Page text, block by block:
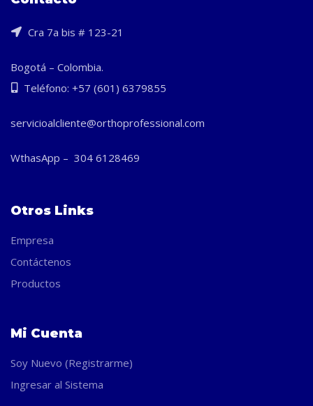
Cra 7a bis # 123-21
Bogotá – Colombia.
Teléfono: +57 (601) 6379855
servicioalcliente@orthoprofessional.com
WthasApp – 304 6128469
Otros Links
Empresa
Contáctenos
Productos
Mi Cuenta
Soy Nuevo (Registrarme)
Ingresar al Sistema